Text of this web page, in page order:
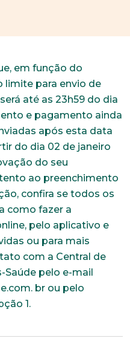
em função do
limite para envio de
até as 23h59 do dia
e pagamento ainda
após esta data
do dia 02 de janeiro
do seu
ao preenchimento
confira se todos os
como fazer a
pelo aplicativo e
ou para mais
com a Central de
Saúde pelo e-mail
br ou pelo
1.